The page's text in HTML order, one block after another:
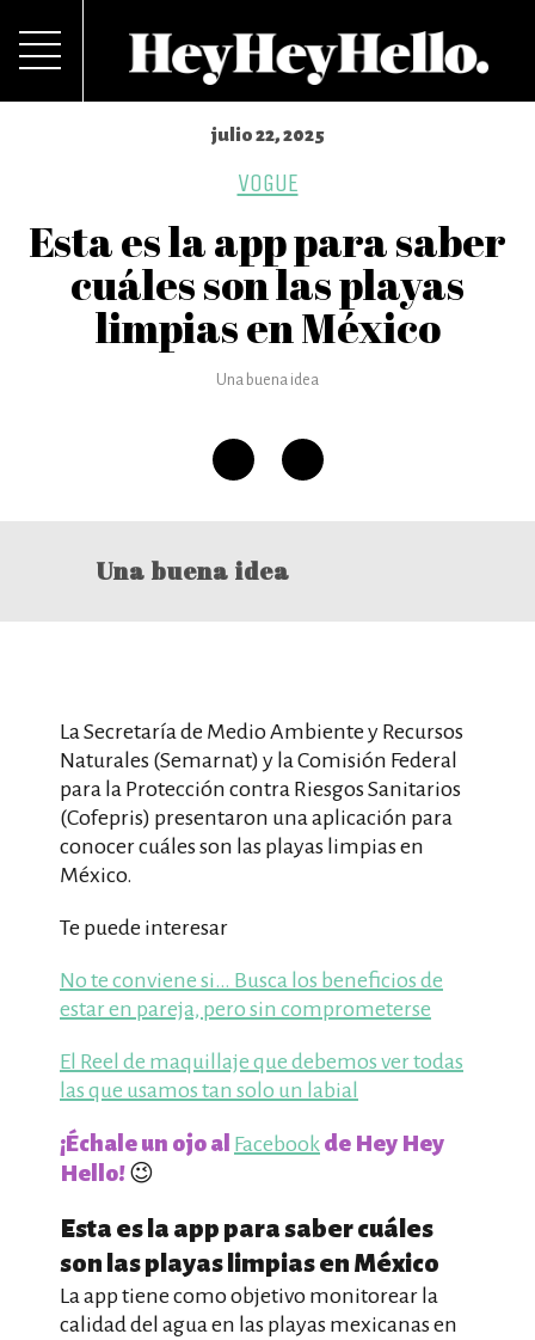
julio 22, 2025
VOGUE
Esta es la app para saber
cuáles son las playas
limpias en México
Una buena idea
Una buena idea
La Secretaría de Medio Ambiente y Recursos
Naturales (Semarnat) y la Comisión Federal
para la Protección contra Riesgos Sanitarios
(Cofepris) presentaron una aplicación para
conocer cuáles son las playas limpias en
México.
Te puede interesar
No te conviene si… Busca los beneficios de
estar en pareja, pero sin comprometerse
El Reel de maquillaje que debemos ver todas
las que usamos tan solo un labial
¡Échale un ojo al Facebook de Hey Hey
Hello! 😉
Esta es la app para saber cuáles
son las playas limpias en México
La app tiene como objetivo monitorear la
calidad del agua en las playas mexicanas en